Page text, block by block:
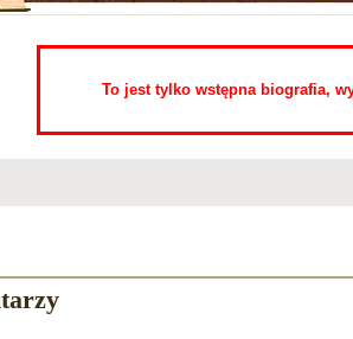
To jest tylko wstępna biografia,